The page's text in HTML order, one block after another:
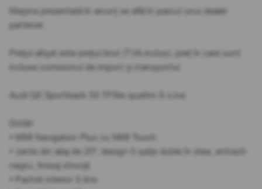
Mașina prezentată în anunț se află în parcul unui dealer
partener.
Prețul afișat este prețul brut (TVA inclus), preț în care sunt
incluse comisionul de import și transportul.
Audi Q5 Sportback 50 TFSIe quattro S-Line
Dotări
• MMI Navigation Plus cu MMI Touch
• Jante din aliaj de 20", design 5 spițe duble în stea, antracit-
negru, finisaj strunjit
• Pachet interior S line